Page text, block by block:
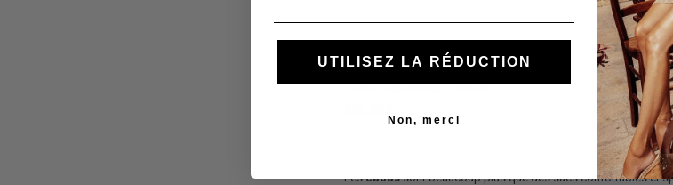
Cabas Gherardini - tabac Cabas
290,00 €
Lescabassont beaucoup plus que des sacs confortables et
UTILISEZ LA RÉDUCTION
Non, merci